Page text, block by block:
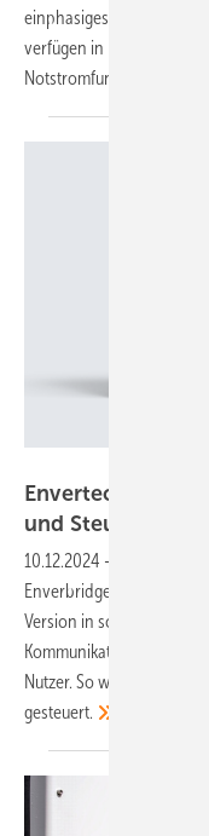
einphasiges sowie als
verfügen in Kombination
Notstromfunktion.
Envertech:
und Steuerung
10.12.2024 -
Enverbridge EVB300 von
Version in schwarzem
Nutzer. So wird die
gesteuert.